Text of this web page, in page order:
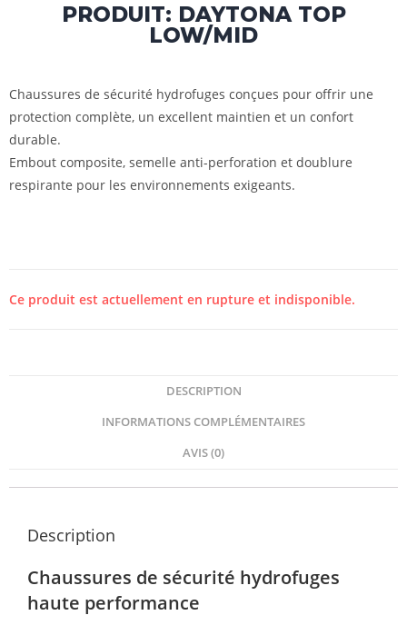
PRODUIT: DAYTONA TOP
LOW/MID
Chaussures de sécurité hydrofuges conçues pour offrir une
protection complète, un excellent maintien et un confort
durable.
Embout composite, semelle anti-perforation et doublure
respirante pour les environnements exigeants.
Ce produit est actuellement en rupture et indisponible.
DESCRIPTION
INFORMATIONS COMPLÉMENTAIRES
AVIS (0)
Description
Chaussures de sécurité hydrofuges
haute performance